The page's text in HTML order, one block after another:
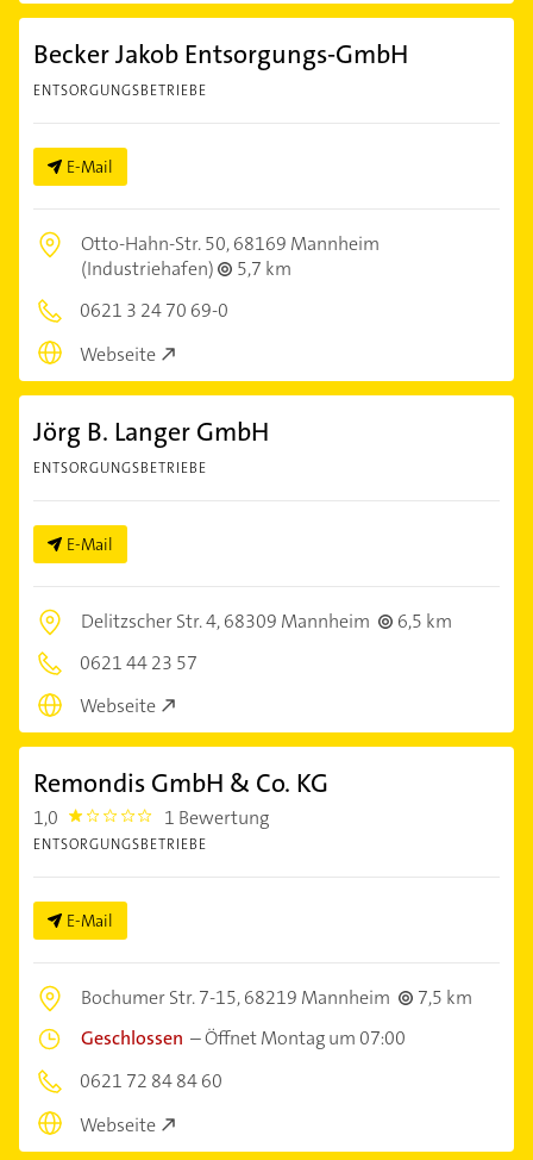
Becker Jakob Entsorgungs-GmbH
ENTSORGUNGSBETRIEBE
E-Mail
Otto-Hahn-Str. 50,68169 Mannheim
(Industriehafen)
5,7 km
0621 3 24 70 69-0
Webseite
Jörg B. Langer GmbH
ENTSORGUNGSBETRIEBE
E-Mail
Delitzscher Str. 4,68309 Mannheim
6,5 km
0621 44 23 57
Webseite
Remondis GmbH & Co. KG
1,0 1.0 1 Bewertung
ENTSORGUNGSBETRIEBE
E-Mail
Bochumer Str. 7-15,68219 Mannheim
7,5 km
Geschlossen –Öffnet Montag um 07:00
0621 72 84 84 60
Webseite